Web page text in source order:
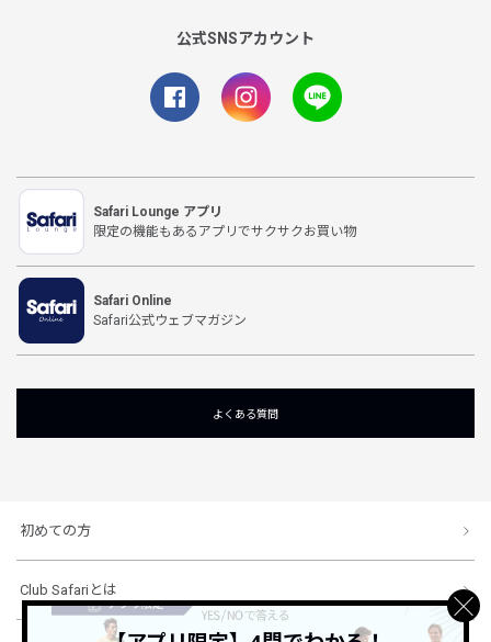
公式SNSアカウント
Safari Lounge アプリ
限定の機能もあるアプリでサクサクお買い物
Safari Online
Safari公式ウェブマガジン
よくある質問
初めての方
Club Safariとは